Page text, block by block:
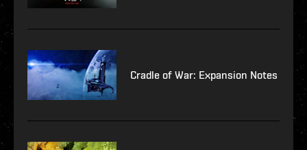
Cradle of War: Expansion Notes